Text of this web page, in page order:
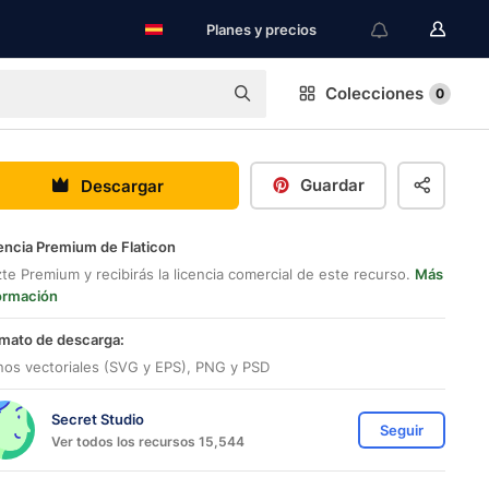
Planes y precios
Colecciones 0
Descargar Guardar
Premium de Flaticon
Premium y recibirás la licencia comercial de este recurso. Más
de descarga:
vectoriales (SVG y EPS), PNG y PSD
Secret Studio
Ver todos los recursos 15,544
Seguir